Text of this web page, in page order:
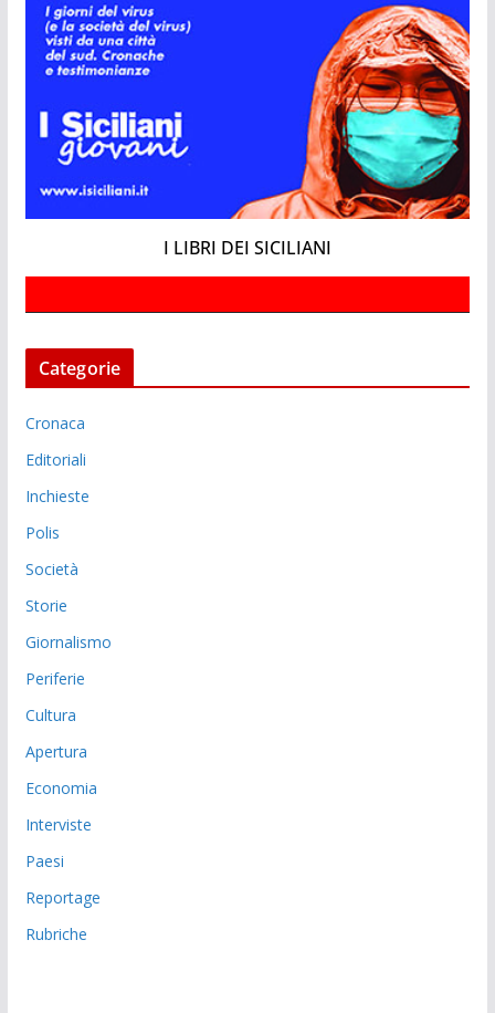
I LIBRI DEI SICILIANI
Categorie
Cronaca
Editoriali
Inchieste
Polis
Società
Storie
Giornalismo
Periferie
Cultura
Apertura
Economia
Interviste
Paesi
Reportage
Rubriche